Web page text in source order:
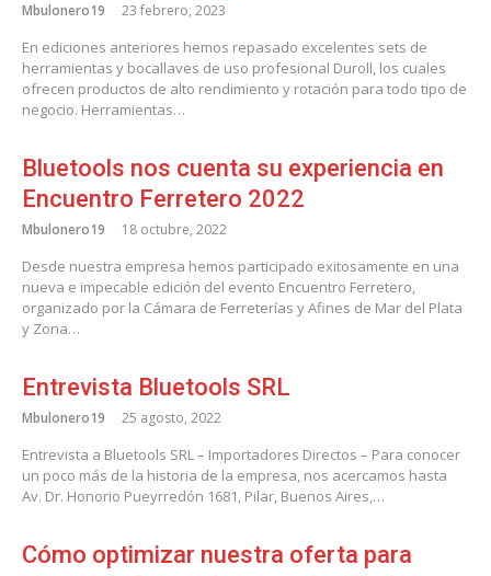
Mbulonero19 23 febrero, 2023
En ediciones anteriores hemos repasado excelentes sets de
herramientas y bocallaves de uso profesional Duroll, los cuales
ofrecen productos de alto rendimiento y rotación para todo tipo de
negocio. Herramientas…
Bluetools nos cuenta su experiencia en
Encuentro Ferretero 2022
Mbulonero19 18 octubre, 2022
Desde nuestra empresa hemos participado exitosamente en una
nueva e impecable edición del evento Encuentro Ferretero,
organizado por la Cámara de Ferreterías y Afines de Mar del Plata
y Zona…
Entrevista Bluetools SRL
Mbulonero19 25 agosto, 2022
Entrevista a Bluetools SRL – Importadores Directos – Para conocer
un poco más de la historia de la empresa, nos acercamos hasta
Av. Dr. Honorio Pueyrredón 1681, Pilar, Buenos Aires,…
Cómo optimizar nuestra oferta para